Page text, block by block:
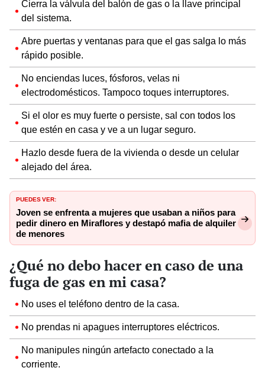
Cierra la válvula del balón de gas o la llave principal
del sistema.
Abre puertas y ventanas para que el gas salga lo más
rápido posible.
No enciendas luces, fósforos, velas ni
electrodomésticos. Tampoco toques interruptores.
Si el olor es muy fuerte o persiste, sal con todos los
que estén en casa y ve a un lugar seguro.
Hazlo desde fuera de la vivienda o desde un celular
alejado del área.
PUEDES VER:
Joven se enfrenta a mujeres que usaban a niños para
pedir dinero en Miraflores y destapó mafia de alquiler
de menores
¿Qué no debo hacer en caso de una
fuga de gas en mi casa?
No uses el teléfono dentro de la casa.
No prendas ni apagues interruptores eléctricos.
No manipules ningún artefacto conectado a la
corriente.